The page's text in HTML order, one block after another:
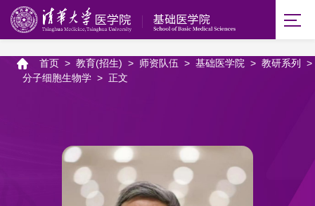
首页 > 教育(招生) > 师资队伍 > 基础医学院 > 教研系列
>
分子细胞生物学 > 正文